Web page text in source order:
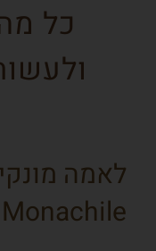
כל
Monachile